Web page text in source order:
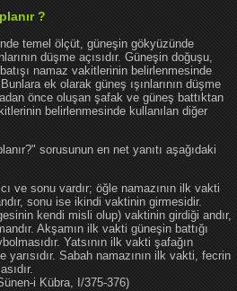
?
temel ölçüt, güneşin gökyüzünde
düşme açısıdır. Güneşin doğuşu,
namaz vakitlerinin belirlenmesinde
ek olarak güneş ışınlarının düşme
önce oluşan şafak ve güneş battıktan
belirlenmesinde kullanılan diğer
sorusunun en net yanıtı aşağıdaki
ve sonu vardır; öğle namazının ilk vakti
sonu ise ikindi vaktinin girmesidir.
kendi misli olup) vaktinin girdiği andır,
Akşamın ilk vakti güneşin battığı
Yatsının ilk vakti şafağın
yarısıdır. Sabah namazının ilk vakti, fecrin
i Kübra, I/375-376)